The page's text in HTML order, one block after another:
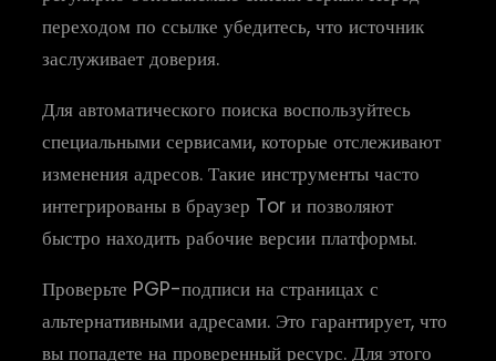
переходом по ссылке убедитесь, что источник
заслуживает доверия.
Для автоматического поиска воспользуйтесь
специальными сервисами, которые отслеживают
изменения адресов. Такие инструменты часто
интегрированы в браузер Tor и позволяют
быстро находить рабочие версии платформы.
Проверьте PGP-подписи на страницах с
альтернативными адресами. Это гарантирует, что
вы попадете на проверенный ресурс. Для этого